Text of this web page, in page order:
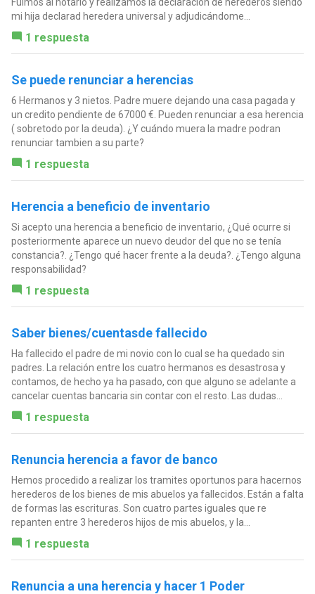
mi hija declarad heredera universal y adjudicándome...
1 respuesta
Se puede renunciar a herencias
6 Hermanos y 3 nietos. Padre muere dejando una casa pagada y
un credito pendiente de 67000 €. Pueden renunciar a esa herencia
( sobretodo por la deuda). ¿Y cuándo muera la madre podran
renunciar tambien a su parte?
1 respuesta
Herencia a beneficio de inventario
Si acepto una herencia a beneficio de inventario, ¿Qué ocurre si
posteriormente aparece un nuevo deudor del que no se tenía
constancia?. ¿Tengo qué hacer frente a la deuda?. ¿Tengo alguna
responsabilidad?
1 respuesta
Saber bienes/cuentasde fallecido
Ha fallecido el padre de mi novio con lo cual se ha quedado sin
padres. La relación entre los cuatro hermanos es desastrosa y
contamos, de hecho ya ha pasado, con que alguno se adelante a
cancelar cuentas bancaria sin contar con el resto. Las dudas...
1 respuesta
Renuncia herencia a favor de banco
Hemos procedido a realizar los tramites oportunos para hacernos
herederos de los bienes de mis abuelos ya fallecidos. Están a falta
de formas las escrituras. Son cuatro partes iguales que re
repanten entre 3 herederos hijos de mis abuelos, y la...
1 respuesta
Renuncia a una herencia y hacer 1 Poder